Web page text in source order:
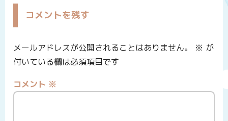
コメントを残す
メールアドレスが公開されることはありません。 ※ が
付いている欄は必須項目です
コメント ※